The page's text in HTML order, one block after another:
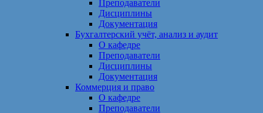
Преподаватели
Дисциплины
Документация
Бухгалтерский учёт, анализ и аудит
О кафедре
Преподаватели
Дисциплины
Документация
Коммерция и право
О кафедре
Преподаватели